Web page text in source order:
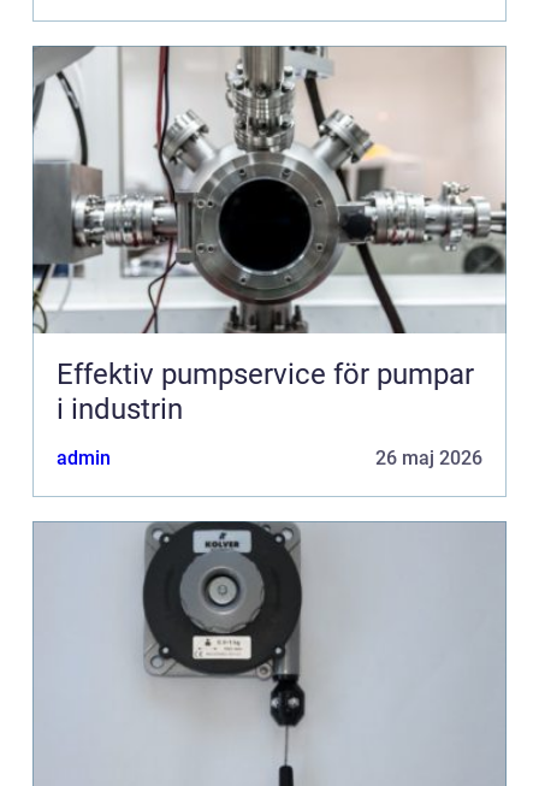
Effektiv pumpservice för pumpar
i industrin
admin 26 maj 2026